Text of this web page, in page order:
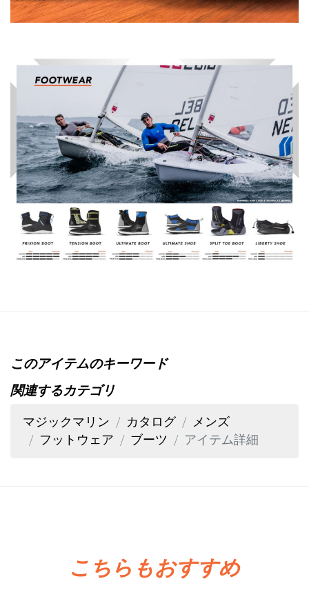
このアイテムのキーワード
関連するカテゴリ
マジックマリン
カタログ
メンズ
フットウェア
ブーツ アイテム詳細
こちらもおすすめ